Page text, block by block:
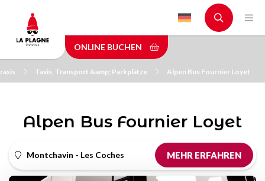
main
content
ONLINE BUCHEN
Taxis, Transport &amp; Parkplätze Alpen Bus Fournier Loyet
Alpen Bus Fournier Loyet
Montchavin - Les Coches MEHR ERFAHREN